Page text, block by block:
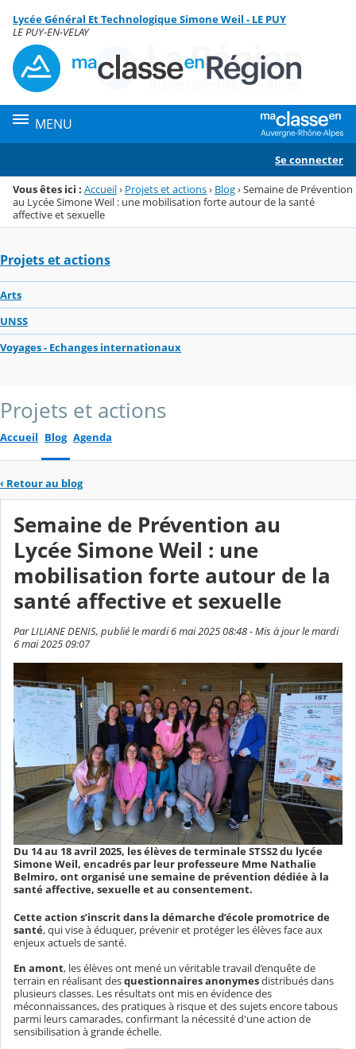
Menu de la rubrique
Contenu
Lycée Général Et Technologique Simone Weil - LE PUY
LE PUY-EN-VELAY
MENU
Se connecter
Vous êtes ici : Accueil› Projets et actions› Blog›Semaine de Prévention
au Lycée Simone Weil : une mobilisation forte autour de la santé
affective et sexuelle
Projets et actions
Arts
UNSS
Voyages - Echanges internationaux
Projets et actions
Accueil Blog Agenda
‹ Retour au blog
Semaine de Prévention au
Lycée Simone Weil : une
mobilisation forte autour de la
santé affective et sexuelle
Par LILIANE DENIS, publié le mardi 6 mai 2025 08:48 - Mis à jour le mardi
6 mai 2025 09:07
Du 14 au 18 avril 2025, les élèves de terminale STSS2 du lycée
Simone Weil, encadrés par leur professeure Mme Nathalie
Belmiro, ont organisé une semaine de prévention dédiée à la
santé affective, sexuelle et au consentement.
Cette action s’inscrit dans la démarche d’école promotrice de
santé, qui vise à éduquer, prévenir et protéger les élèves face aux
enjeux actuels de santé.
En amont, les élèves ont mené un véritable travail d’enquête de
terrain en réalisant desquestionnaires anonymesdistribués dans
plusieurs classes. Les résultats ont mis en évidence des
méconnaissances, des pratiques à risque et des sujets encore tabous
parmi leurs camarades, confirmant la nécessité d'une action de
sensibilisation à grande échelle.